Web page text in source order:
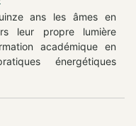
ans les âmes en
leur propre lumière
académique en
énergétiques